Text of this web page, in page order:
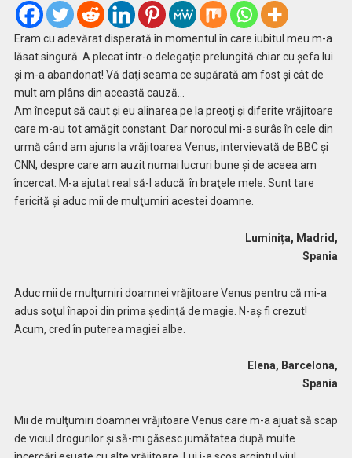
Eram cu adevărat disperată în momentul în care iubitul meu m-a
lăsat singură. A plecat într-o delegaţie prelungită chiar cu şefa lui
şi m-a abandonat! Vă daţi seama ce supărată am fost şi cât de
mult am plâns din această cauză…
Am început să caut şi eu alinarea pe la preoţi şi diferite vrăjitoare
care m-au tot amăgit constant. Dar norocul mi-a surâs în cele din
urmă când am ajuns la vrăjitoarea Venus, intervievată de BBC și
CNN, despre care am auzit numai lucruri bune şi de aceea am
încercat. M-a ajutat real să-l aducă în braţele mele. Sunt tare
fericită şi aduc mii de mulţumiri acestei doamne.
Luminița, Madrid,
Spania
Aduc mii de mulţumiri doamnei vrăjitoare Venus pentru că mi-a
adus soţul înapoi din prima şedinţă de magie. N-aș fi crezut!
Acum, cred în puterea magiei albe.
Elena, Barcelona,
Spania
Mii de mulţumiri doamnei vrăjitoare Venus care m-a ajuat să scap
de viciul drogurilor și să-mi găsesc jumătatea după multe